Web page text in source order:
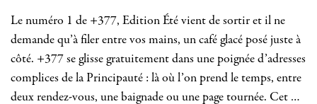
Le numéro 1 de +377, Edition Été vient de sortir et il ne
demande qu’à filer entre vos mains, un café glacé posé juste à
côté. +377 se glisse gratuitement dans une poignée d’adresses
complices de la Principauté : là où l’on prend le temps, entre
deux rendez-vous, une baignade ou une page tournée. Cet …